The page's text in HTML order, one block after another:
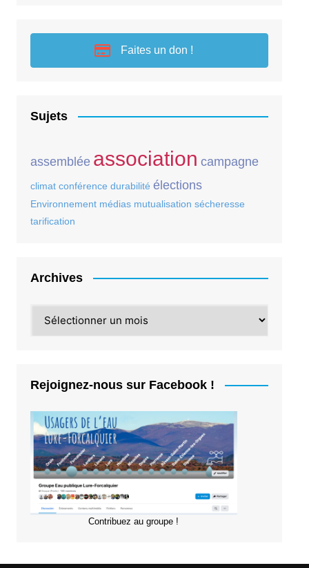
Faites un don !
Sujets
assemblée association campagne
climat conférence durabilité élections
Environnement médias mutualisation sécheresse
tarification
Archives
Rejoignez-nous sur Facebook !
Contribuez au groupe !